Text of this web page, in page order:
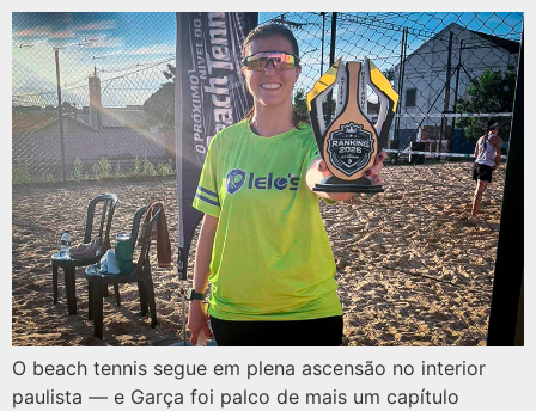
O beach tennis segue em plena ascensão no interior
paulista — e Garça foi palco de mais um capítulo